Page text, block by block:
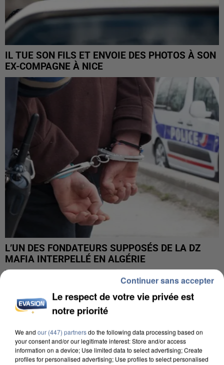
IL TUE SON FILS ET ENVOIE DES PHOTOS À SON
EX-COMPAGNE À NICE
L’UN DES FONDATEURS SUPPOSÉS DE LA DZ
MAFIA INTERPELLÉ EN ALGÉRIE
Le respect de votre vie privée est
notre priorité
We and our (447) partnersdo the following data processing based on
your consent and/or our legitimate interest: Store and/or access
information on a device; Use limited data to select advertising; Create
profiles for personalised advertising; Use profiles to select personalised
Continuer sans accepter